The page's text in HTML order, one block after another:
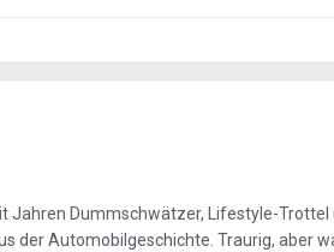
Jahren Dummschwätzer, Lifestyle-Trottel
der Automobilgeschichte. Traurig, aber